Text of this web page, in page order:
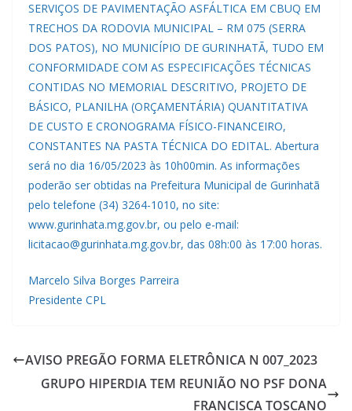
SERVIÇOS DE PAVIMENTAÇÃO ASFÁLTICA EM CBUQ EM
TRECHOS DA RODOVIA MUNICIPAL – RM 075 (SERRA
DOS PATOS), NO MUNICÍPIO DE GURINHATÃ, TUDO EM
CONFORMIDADE COM AS ESPECIFICAÇÕES TÉCNICAS
CONTIDAS NO MEMORIAL DESCRITIVO, PROJETO DE
BÁSICO, PLANILHA (ORÇAMENTÁRIA) QUANTITATIVA
DE CUSTO E CRONOGRAMA FÍSICO-FINANCEIRO,
CONSTANTES NA PASTA TÉCNICA DO EDITAL. Abertura
será no dia 16/05/2023 às 10h00min. As informações
poderão ser obtidas na Prefeitura Municipal de Gurinhatã
pelo telefone (34) 3264-1010, no site:
www.gurinhata.mg.gov.br, ou pelo e-mail:
licitacao@gurinhata.mg.gov.br, das 08h:00 às 17:00 horas.
Marcelo Silva Borges Parreira
Presidente CPL
AVISO PREGÃO FORMA ELETRÔNICA N 007_2023
GRUPO HIPERDIA TEM REUNIÃO NO PSF DONA
FRANCISCA TOSCANO